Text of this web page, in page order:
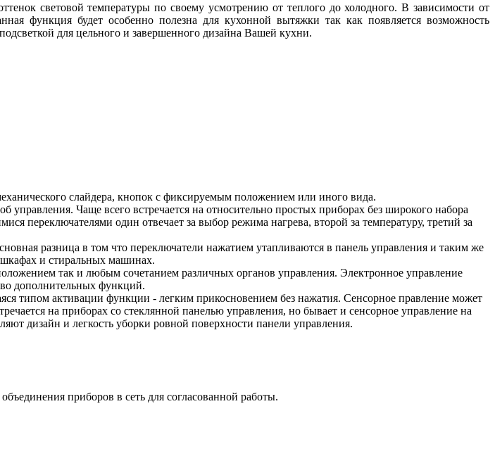
световой температуры по своему усмотрению от теплого до холодного. В зависимости от
функция будет особенно полезна для кухонной вытяжки так как появляется возможность
для цельного и завершенного дизайна Вашей кухни.
слайдера, кнопок с фиксируемым положением или иного вида.
Чаще всего встречается на относительно простых приборах без широкого набора
один отвечает за выбор режима нагрева, второй за температуру, третий за
разница в том что переключатели нажатием утапливаются в панель управления и таким же
шкафах и стиральных машинах.
так и любым сочетанием различных органов управления. Электронное управление
дополнительных функций.
типом активации функции - легким прикосновением без нажатия. Сенсорное правление может
на приборах со стеклянной панелью управления, но бывает и сенсорное управление на
дизайн и легкость уборки ровной поверхности панели управления.
приборов в сеть для согласованной работы.